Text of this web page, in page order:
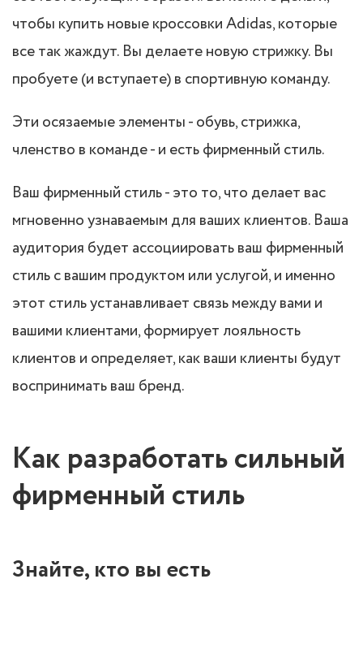
чтобы купить новые кроссовки Adidas, которые
все так жаждут. Вы делаете новую стрижку. Вы
пробуете (и вступаете) в спортивную команду.
Эти осязаемые элементы - обувь, стрижка,
членство в команде - и есть фирменный стиль.
Ваш фирменный стиль - это то, что делает вас
мгновенно узнаваемым для ваших клиентов. Ваша
аудитория будет ассоциировать ваш фирменный
стиль с вашим продуктом или услугой, и именно
этот стиль устанавливает связь между вами и
вашими клиентами, формирует лояльность
клиентов и определяет, как ваши клиенты будут
воспринимать ваш бренд.
Как разработать сильный
фирменный стиль
Знайте, кто вы есть